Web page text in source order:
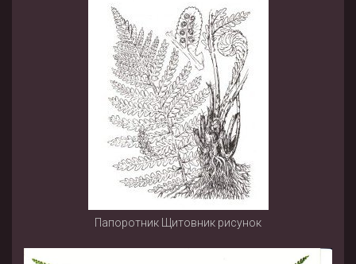
Папоротник Щитовник рисунок